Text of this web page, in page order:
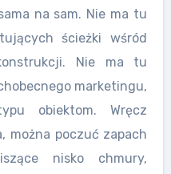
na sam. Nie ma tu
ścieżki wśród
Nie ma tu
marketingu,
obiektom. Wręcz
można poczuć zapach
nisko chmury,